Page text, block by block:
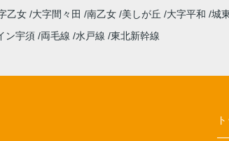
乙女 大字間々田 南乙女 美しが丘 大字平和 城
ン宇須 両毛線 水戸線 東北新幹線